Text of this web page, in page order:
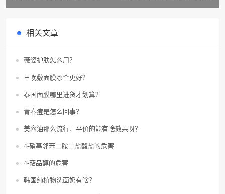
相关文章
薇姿护肤怎么用？
早晚敷面膜哪个更好？
泰国面膜哪里进货才划算？
青春痘是怎么回事？
美容油那么流行，平价的能有啥效果呀？
4-硝基邻苯二胺二盐酸盐的危害
4-萜品醇的危害
韩国纯植物洗面奶有啥？